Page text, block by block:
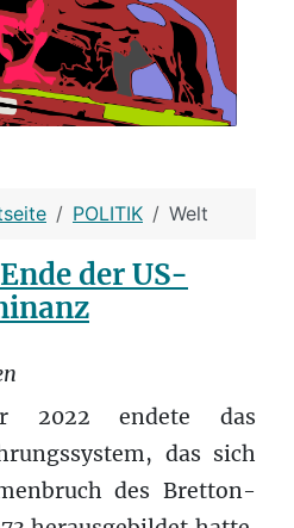
POLITIK Welt
der US-
2022 endete das
das sich
des Bretton-